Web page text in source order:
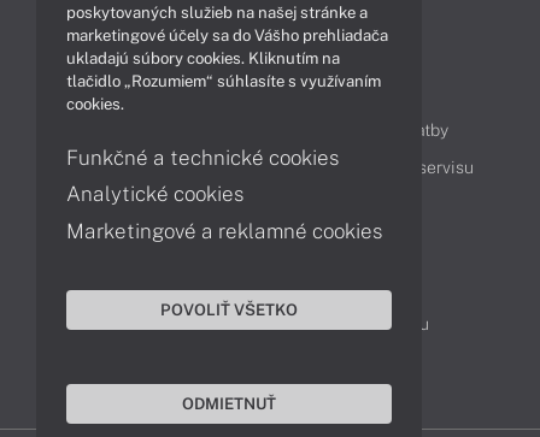
Technológie
Videá
Obsah
Možnosti doručenia a platby
Podpora a servis
Servisné služby Cenník servisu
Kontakty
043 4224 771
Obchodné oddelenie
Reklamácia tovaru
poskytovaných služieb na našej stránke a
marketingové účely sa do Vášho prehliadača
ukladajú súbory cookies. Kliknutím na
tlačidlo „Rozumiem“ súhlasíte s využívaním
cookies.
Funkčné a technické cookies
Analytické cookies
Marketingové a reklamné cookies
POVOLIŤ VŠETKO
ODMIETNUŤ